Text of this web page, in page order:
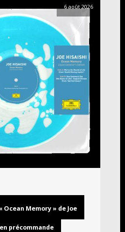
6 août 2026
Memory » de Joe
précommande